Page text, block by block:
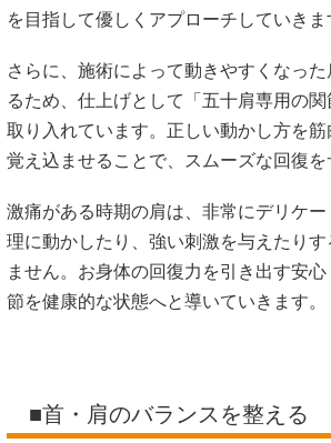
を目指して優しくアプローチしていきま
さらに、施術によって動きやすくなっ
るため、仕上げとして「五十肩専用の
取り入れています。正しい動かし方を筋
覚え込ませることで、スムーズな回復を
激痛がある時期の肩は、非常にデリケ
理に動かしたり、強い刺激を与えたりす
ません。お身体の回復力を引き出す安
節を健康的な状態へと導いていきます。
■首・肩のバランスを整える